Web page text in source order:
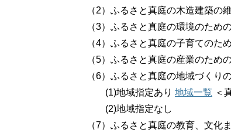
（2）ふるさと真庭の木造建築の
（3）ふるさと真庭の環境のため
（4）ふるさと真庭の子育てのた
（5）ふるさと真庭の産業のため
（6）ふるさと真庭の地域づくり
(1)地域指定あり 地域一覧 ＜
(2)地域指定なし
（7）ふるさと真庭の教育、文化